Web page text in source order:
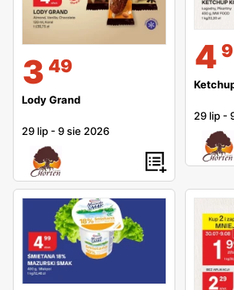
3 49
Lody Grand
29 lip -9 sie 2026
4
29 lip -